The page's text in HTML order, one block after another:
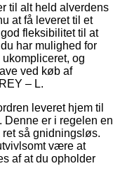
til alt held alverdens
at få leveret til et
fleksibilitet til at
har mulighed for
og
ved køb af
– L.
leveret hjem til
Denne er i regelen en
så gnidningsløs.
være at
af at du opholder